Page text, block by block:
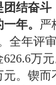
结奋斗
年。 严
全年评
626.6万
元。锲